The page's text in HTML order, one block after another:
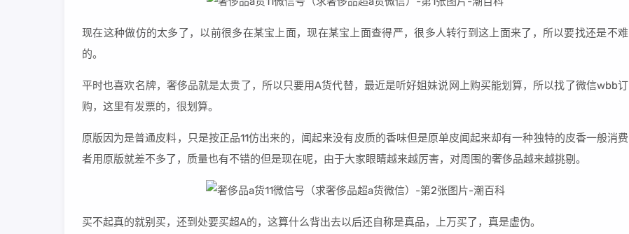
现在这种做仿的太多了，以前很多在某宝上面，现在某宝上面查得严，很多人转行到这上面来了，所以要找还是不难
的。
平时也喜欢名牌，奢侈品就是太贵了，所以只要用A货代替，最近是听好姐妹说网上购买能划算，所以找了微信wbb订
购，这里有发票的，很划算。
原版因为是普通皮料，只是按正品11仿出来的，闻起来没有皮质的香味但是原单皮闻起来却有一种独特的皮香一般消费
者用原版就差不多了，质量也有不错的但是现在呢，由于大家眼睛越来越厉害，对周围的奢侈品越来越挑剔。
买不起真的就别买，还到处要买超A的，这算什么背出去以后还自称是真品，上万买了，真是虚伪。